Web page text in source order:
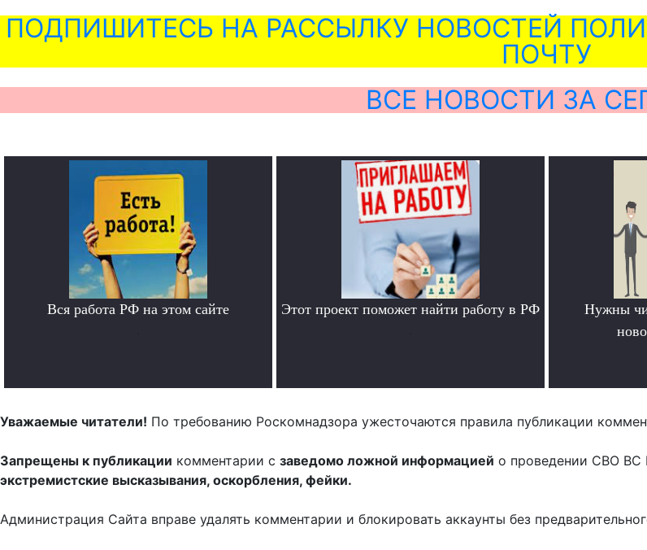
ПОДПИШИТЕСЬ НА РАССЫЛКУ НОВОСТЕЙ
ПОЧТУ
ВСЕ НОВОСТИ ЗА
Вся работа РФ на этом сайте Этот проект поможет найти работу в РФ
Нужны
Уважаемые читатели! По требованию Роскомнадзора ужесточаются правила публикации
Запрещены к публикации комментарии с заведомо ложной информацией о проведении СВО ВС
экстремистские высказывания, оскорбления, фейки.
Администрация Сайта вправе удалять комментарии и блокировать аккаунты без